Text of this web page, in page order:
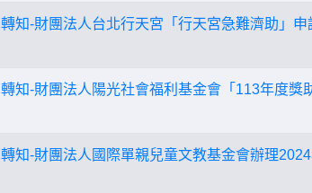
轉知-財團法人台北行天宮「行天宮急難濟助」申
轉知-財團法人陽光社會福利基金會「113年度獎
轉知-財團法人國際單親兒童文教基金會辦理